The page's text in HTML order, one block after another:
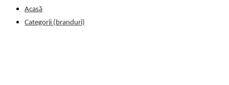
Acasă
Categorii (branduri)